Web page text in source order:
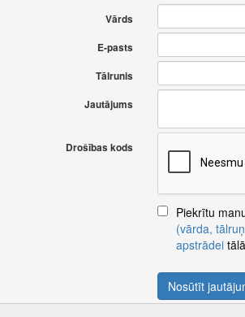
Vārds
E-pasts
Tālrunis
Jautājums
Drošības kods
Piekrītu
(vārda,
apstrādei
Nosūtīt